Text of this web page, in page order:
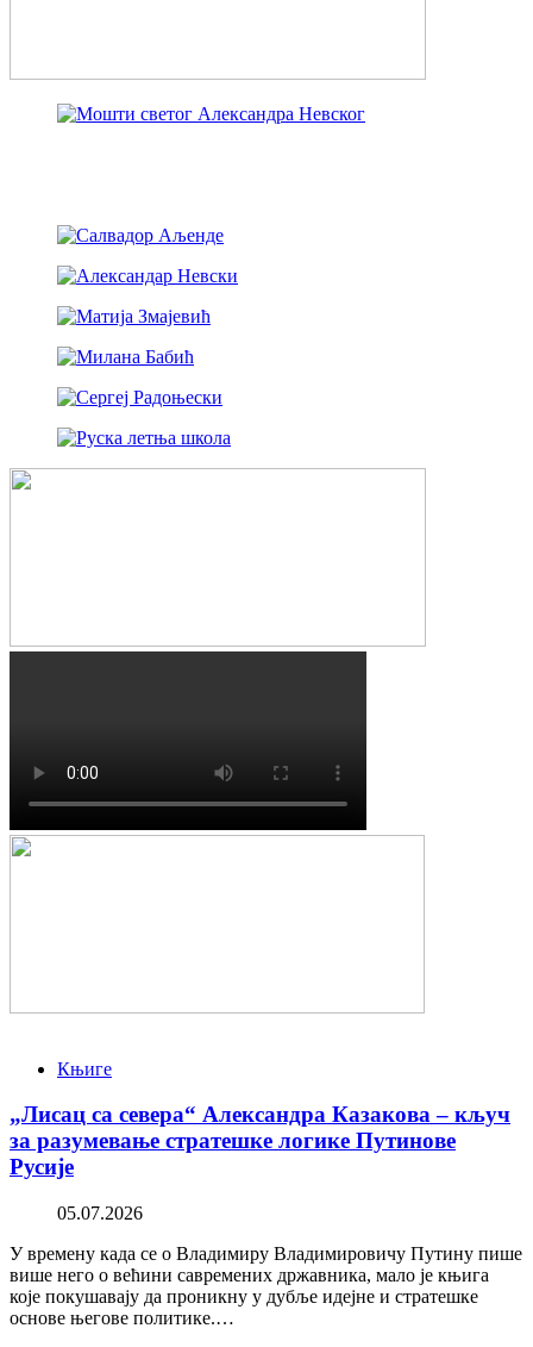
Књиге
„Лисац са севера“ Александра Казакова – кључ
за разумевање стратешке логике Путинове
Русије
05.07.2026
У времену када се о Владимиру Владимировичу Путину пише
више него о већини савремених државника, мало је књига
које покушавају да проникну у дубље идејне и стратешке
основе његове политике.…